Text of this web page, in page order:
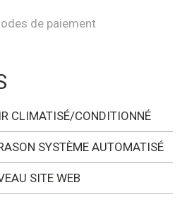
CLIMATISÉ/CONDITIONNÉ
SYSTÈME AUTOMATISÉ
SITE WEB